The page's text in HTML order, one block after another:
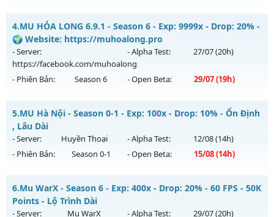
Thể loại: Mu Bán Đồ Full Trong Shop
Antihack: Anti Phoenix
MU Hỏa Long 6.9 - 🌍 Website: https://muhoalong.pro
Mu mới ra tháng 07 2026 - Mở máy chủ
https://facebook.com/muhoalongvào 08h ngày
29/07/2626
Exp: 9999x - Drop: 20%
Thể loại: Mu Nguyên bản Webzen
Antihack: XShield
4.MU HỎA LONG 6.9.1 - Season 6 - Exp: 9999x - Drop: 20% -
🌍 Website: https://muhoalong.pro
- Server:
https://facebook.com/muhoalong
- Alpha Test: 27/07(20h)
- Phiên Bản: Season 6 - Open Beta: 29/07(19h)
MU HỎA LONG 6.9.1 - 🌍 Website: https://muhoalong.pro
Mu mới ra tháng 07 2026 - Mở máy chủ
https://facebook.com/muhoalongvào 19h ngày
29/07/2626
Kiểu reset: Non Reset
Thể loại: Mu Nguyên bản Webzen
5.MU Hà Nội - Season 0-1 - Exp: 100x - Drop: 10% - Ổn Định
, Lâu Dài
- Server: Huyền Thoại - Alpha Test: 12/08(14h)
- Phiên Bản:
Season 0-1 - Open Beta: 15/08(14h)
Mu mới ra tháng 08 2026 - Mở máy chủ
14h ngày 15/08/2626
6.Mu WarX - Season 6 - Exp: 400x - Drop: 20% - 60 FPS - 50K
Points - Lộ Trình Dài
- Server: Mu WarX - Alpha Test: 29/07(20h)